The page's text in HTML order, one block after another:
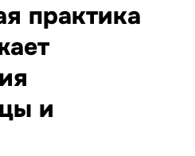
практика
и